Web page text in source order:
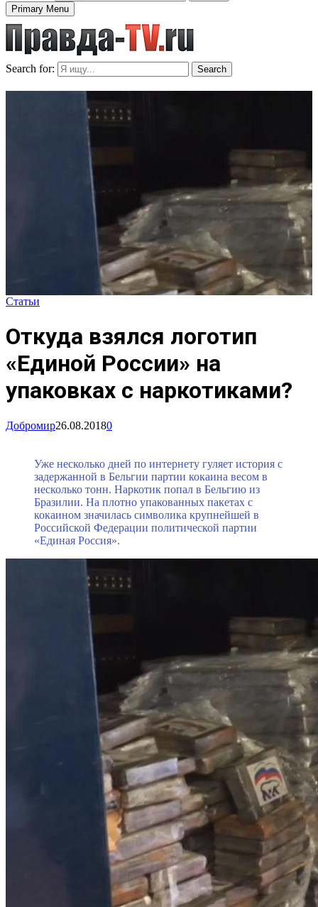
Primary Menu
Search for: Search
Статьи
Откуда взялся логотип
«Единой России» на
упаковках с наркотиками?
Добромир26.08.20180
Уже несколько дней по интернету гуляет история с
задержанной в Бельгии партии кокаина весом в
несколько тонн. Наркотик попал в Бельгию из
Бразилии. На плотно упакованных пакетах с
кокаином значилась символика крупнейшей в
Российской Федерации политической партии
«Единая Россия».